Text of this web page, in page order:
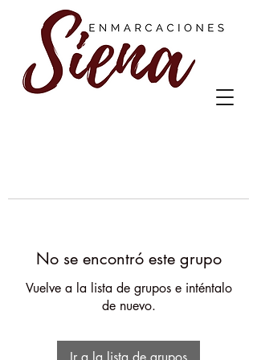
No se encontró este grupo
Vuelve a la lista de grupos e inténtalo
de nuevo.